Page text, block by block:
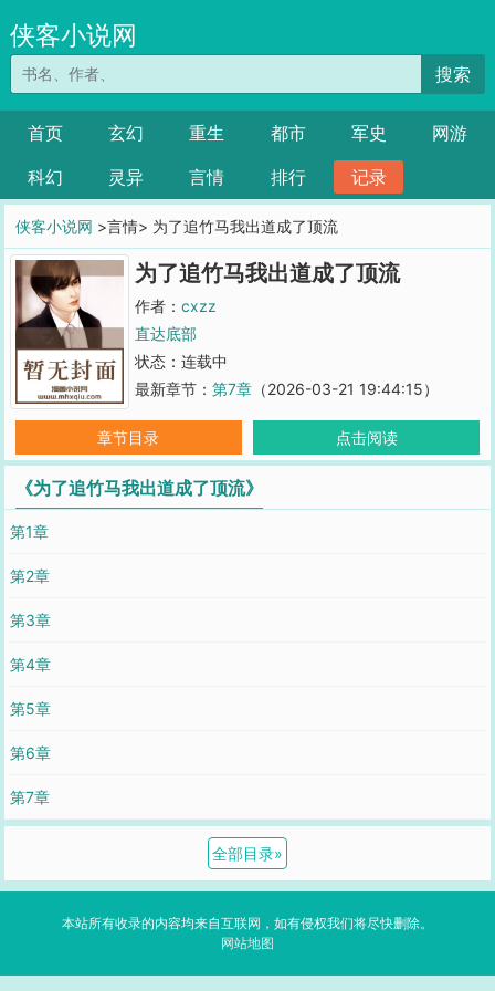
侠客小说网
搜索
首页 玄幻 重生 都市 军史
网游
科幻
灵异 言情 排行 记录
侠客小说网 >言情> 为了追竹马我出道成了顶流
为了追竹马我出道成了顶流
作者： cxzz
直达底部
状态：连载中
最新章节： 第7章（2026-03-21 19:44:15）
章节目录 点击阅读
《为了追竹马我出道成了顶流》
第1章
第2章
第3章
第4章
第5章
第6章
第7章
全部目录»
本站所有收录的内容均来自互联网，如有侵权我们将尽快删除。
网站地图